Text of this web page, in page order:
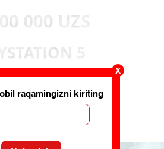
X
raqamingizni kiriting